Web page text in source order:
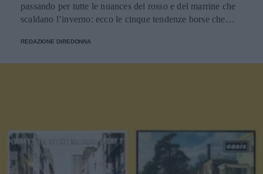
passando per tutte le nuances del rosso e del marrine che
scaldano l’inverno: ecco le cinque tendenze borse che
REDAZIONE DIREDONNA